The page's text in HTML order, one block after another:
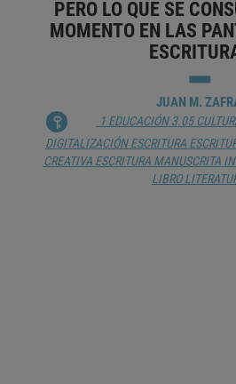
PERO LO QUE SE
MOMENTO EN LAS
JUAN M.
1 EDUCACIÓN 3.05
DIGITALIZACIÓN ESCRITURA
CREATIVA ESCRITURA MANUSCRITA
LIBRO